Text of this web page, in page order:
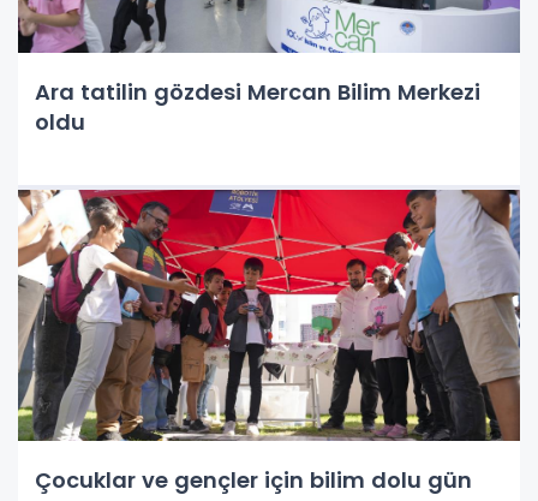
Ara tatilin gözdesi Mercan Bilim Merkezi
oldu
Çocuklar ve gençler için bilim dolu gün